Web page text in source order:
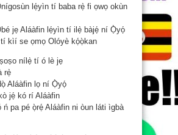
lẹ́yìn tí baba rẹ̀ fi ọwọ okùn
jẹ Aláàfin lẹ́yìn tí ilẹ̀ bàjẹ́ ní Ọ̀yọ́
kìí se ọmọ Olóyè kọ́ọ̀kan
nílẹ̀ tí ó lè jẹ
rẹ̀
Aláàfin lọ ní Ọ̀yọ́
jẹ́ kó rí Aláàfin
ń pa pé ọ̀rẹ́ Aláàfin ni òun láti ìgbà